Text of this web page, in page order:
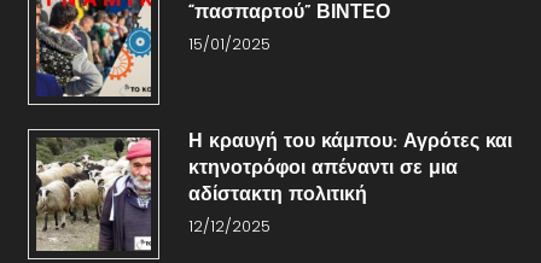
“πασπαρτού” ΒΙΝΤΕΟ
15/01/2025
Η κραυγή του κάμπου: Αγρότες και
κτηνοτρόφοι απέναντι σε μια
αδίστακτη πολιτική
12/12/2025